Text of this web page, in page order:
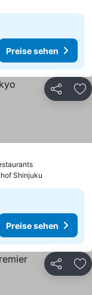
Preise sehen
Teilen
Preise sehen
Shinjuku
Preise sehen
Teilen